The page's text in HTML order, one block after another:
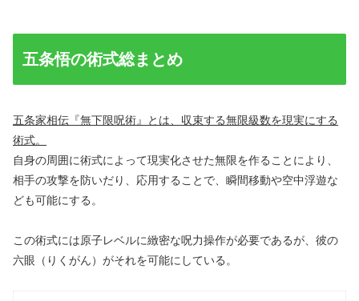
五条悟の術式総まとめ
五条家相伝『無下限呪術』とは、収束する無限級数を現実にする
術式。
自身の周囲に術式によって現実化させた無限を作ることにより、
相手の攻撃を防いだり、応用することで、瞬間移動や空中浮遊な
ども可能にする。
この術式には原子レベルに緻密な呪力操作が必要であるが、彼の
六眼（りくがん）がそれを可能にしている。